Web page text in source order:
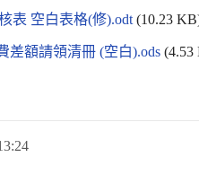
表 空白表格(修).odt (10.23
差額請領清冊 (空白).ods (4.53